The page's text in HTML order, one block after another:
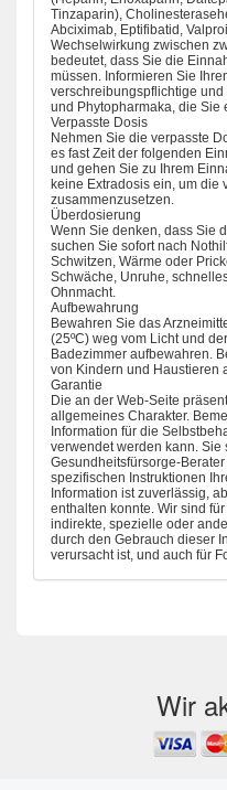
Tinzaparin),
Abciximab, Eptifibatid,
Wechselwirkung zwischen
bedeutet, dass Sie die
müssen. Informieren Sie
verschreibungspflichtige
und Phytopharmaka, die Sie
Verpasste Dosis
Nehmen Sie die verpasste
es fast Zeit der folgenden
und gehen Sie zu Ihrem
keine Extradosis ein, um die
zusammenzusetzen.
Überdosierung
Wenn Sie denken, dass Sie
suchen Sie sofort nach
Schwitzen, Wärme oder
Schwäche, Unruhe,
Ohnmacht.
Aufbewahrung
Bewahren Sie das
(25ºC) weg vom Licht und
Badezimmer aufbewahren.
von Kindern und Haustieren
Garantie
Die an der Web-Seite
allgemeines Charakter.
Information für die
verwendet werden kann. Sie
Gesundheitsfürsorge-
spezifischen Instruktionen
Information ist zuverlässig,
enthalten konnte. Wir sind
indirekte, spezielle oder
durch den Gebrauch dieser
verursacht ist, und auch für
Wir